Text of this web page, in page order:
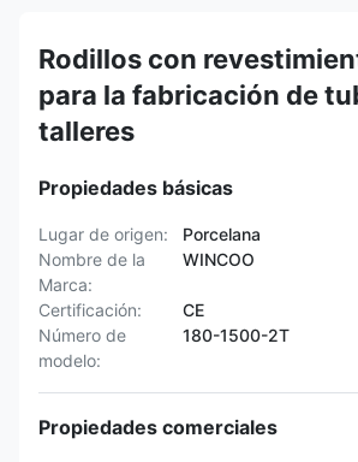
Rodillos con
para la fabricación de
talleres
Propiedades básicas
Lugar de origen:
Porcelana
Nombre de la
Marca:
WINCOO
Certificación:
CE
Número de
modelo:
180-1500-2T
Propiedades comerciales